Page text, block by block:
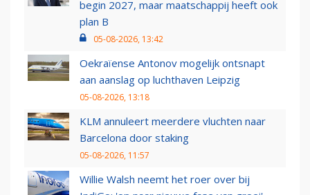
begin 2027, maar maatschappij heeft ook
plan B
05-08-2026, 13:42
Oekraïense Antonov mogelijk ontsnapt
aan aanslag op luchthaven Leipzig
05-08-2026, 13:18
KLM annuleert meerdere vluchten naar
Barcelona door staking
05-08-2026, 11:57
Willie Walsh neemt het roer over bij